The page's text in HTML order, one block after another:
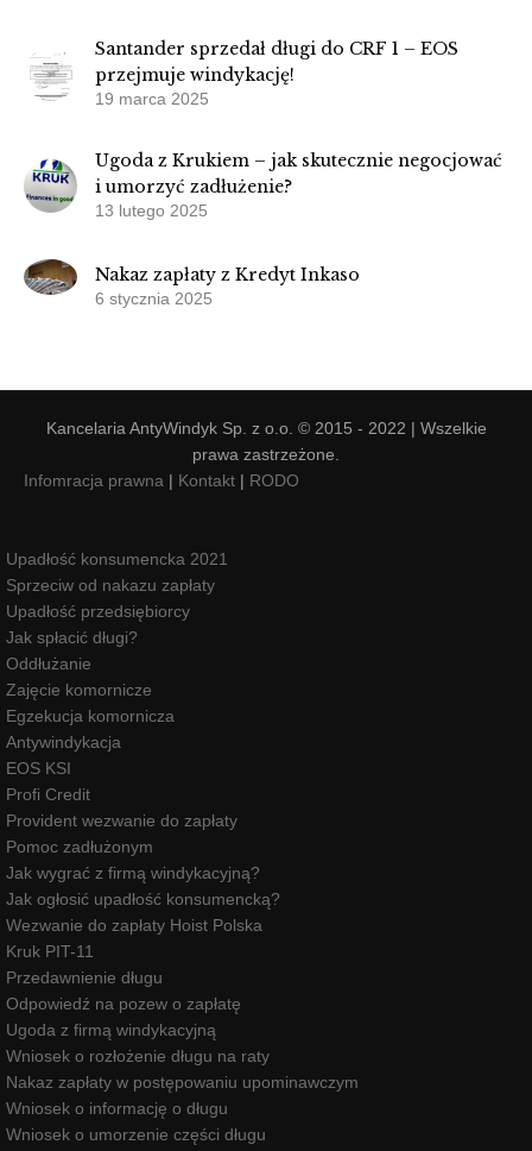
Santander sprzedał długi do CRF 1 – EOS
przejmuje windykację!
19 marca 2025
Ugoda z Krukiem – jak skutecznie negocjować
i umorzyć zadłużenie?
13 lutego 2025
Nakaz zapłaty z Kredyt Inkaso
6 stycznia 2025
Kancelaria AntyWindyk Sp. z o.o. © 2015 - 2022 | Wszelkie
prawa zastrzeżone.
Infomracja prawna | Kontakt | RODO
Upadłość konsumencka 2021
Sprzeciw od nakazu zapłaty
Upadłość przedsiębiorcy
Jak spłacić długi?
Oddłużanie
Zajęcie komornicze
Egzekucja komornicza
Antywindykacja
EOS KSI
Profi Credit
Provident wezwanie do zapłaty
Pomoc zadłużonym
Jak wygrać z firmą windykacyjną?
Jak ogłosić upadłość konsumencką?
Wezwanie do zapłaty Hoist Polska
Kruk PIT-11
Przedawnienie długu
Odpowiedź na pozew o zapłatę
Ugoda z firmą windykacyjną
Wniosek o rozłożenie długu na raty
Nakaz zapłaty w postępowaniu upominawczym
Wniosek o informację o długu
Wniosek o umorzenie części długu